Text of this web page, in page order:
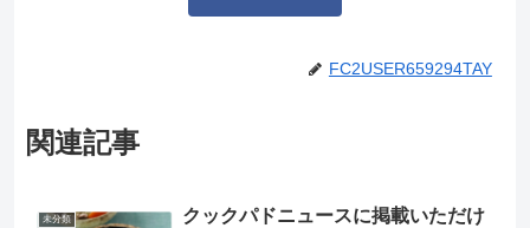
FC2USER659294TAY
関連記事
未分類
クックパドニュースに掲載いただけ